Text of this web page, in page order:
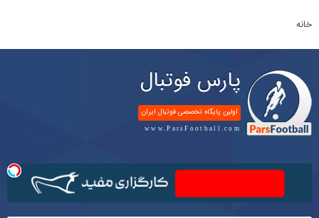
خانه
پارس فوتبال
اولین پایگاه تخصصی فوتبال ایران
www.ParsFootball.com